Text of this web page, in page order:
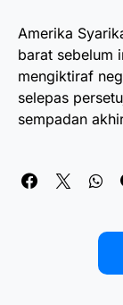
Amerika
barat sebelum
mengiktiraf
selepas
sempadan